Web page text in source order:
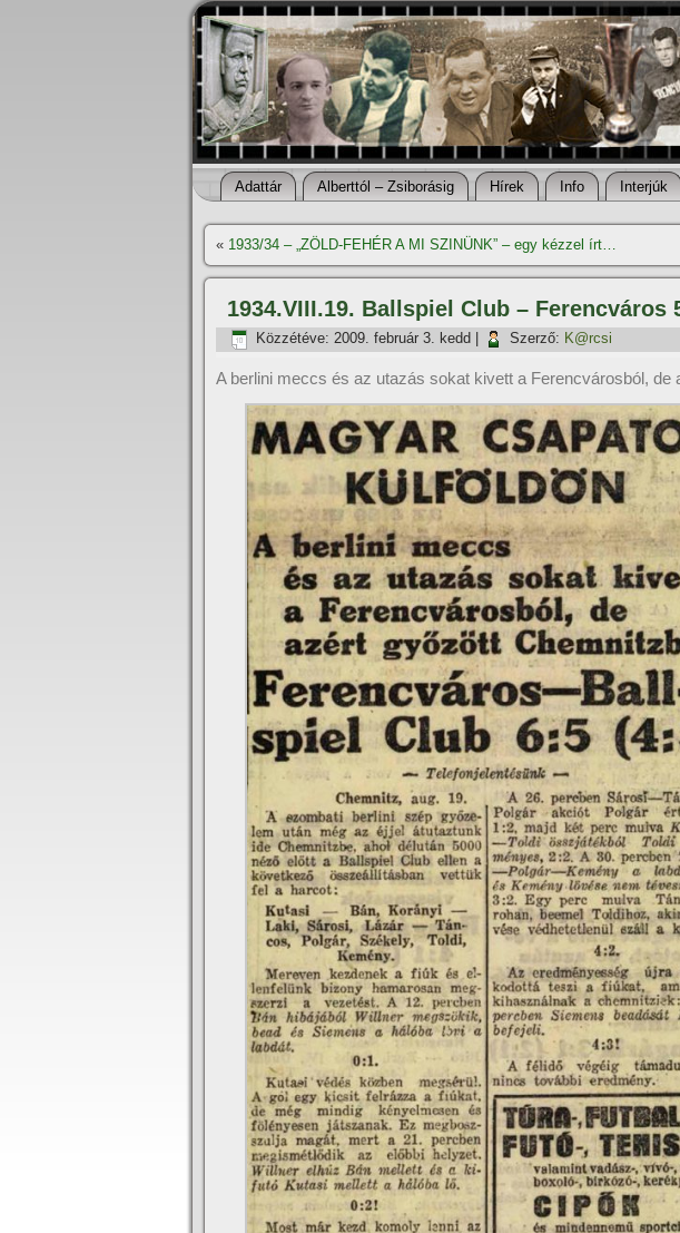
Adattár Alberttól – Zsiborásig Hí­rek Info Interjúk
« 1933/34 – „ZÖLD-FEHÉR A MI SZINÜNK” – egy kézzel í­rt…
1934.VIII.19. Ballspiel Club – Ferencváros
Közzétéve: 2009. február 3. kedd Szerző: K@rcsi
A berlini meccs és az utazás sokat kivett a Ferencvárosból, de